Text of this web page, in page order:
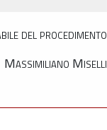
del procedimento
Massimiliano Miselli